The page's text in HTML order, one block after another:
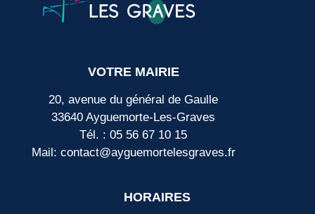
VOTRE MAIRIE
20, avenue du général de Gaulle
33640 Ayguemorte-Les-Graves
Tél. : 05 56 67 10 15
Mail: contact@ayguemortelesgraves.fr
HORAIRES